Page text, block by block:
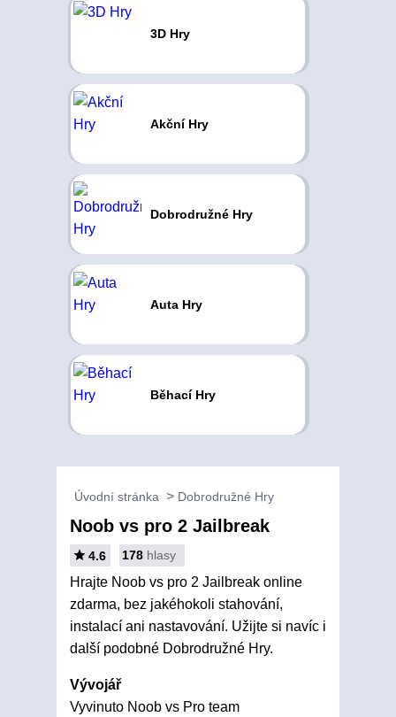
3D Hry
Akční Hry
Dobrodružné Hry
Auta Hry
Běhací Hry
Úvodní stránka Dobrodružné Hry
Noob vs pro 2 Jailbreak
4.6 178 hlasy
Hrajte Noob vs pro 2 Jailbreak online
zdarma, bez jakéhokoli stahování,
instalací ani nastavování. Užijte si navíc i
další podobné Dobrodružné Hry.
Vývojář
Vyvinuto Noob vs Pro team